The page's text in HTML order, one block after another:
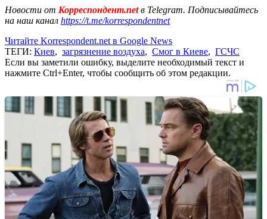
Новости от Корреспондент.netв Telegram. Подписывайтесь
на наш канал https://t.me/korrespondentnet
Читайте Korrespondent.net в Google News
ТЕГИ: Киев, загрязнение воздуха, Смог в Киеве, ГСЧС
Если вы заметили ошибку, выделите необходимый текст и
нажмите Ctrl+Enter, чтобы сообщить об этом редакции.